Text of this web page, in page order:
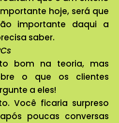
hoje, será que
importante daqui a
saber.
bom na teoria, mas
o que os clientes
a eles!
Você ficaria surpreso
poucas conversas